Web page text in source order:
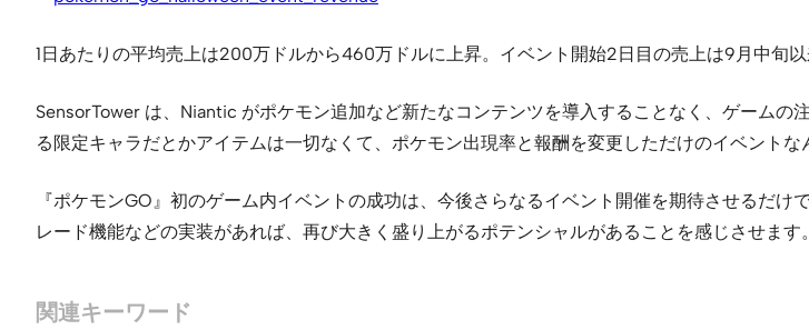
1日あたりの平均売上は200万ドルから460万ドルに上昇。イベント開始2日目の売上は9月中旬以
SensorTower は、Niantic がポケモン追加など新たなコンテンツを導入することなく、ゲーム
る限定キャラだとかアイテムは一切なくて、ポケモン出現率と報酬を変更しただけのイベントな
『ポケモンGO』初のゲーム内イベントの成功は、今後さらなるイベント開催を期待させるだ
レード機能などの実装があれば、再び大きく盛り上がるポテンシャルがあることを感じさせます。
関連キーワード